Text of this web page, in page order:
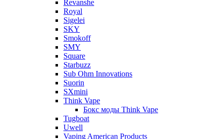
Revanshe
Royal
Sigelei
SKY
Smokoff
SMY
Square
Starbuzz
Sub Ohm Innovations
Suorin
SXmini
Think Vape
Бокс моды Think Vape
Tugboat
Uwell
Vaping American Products